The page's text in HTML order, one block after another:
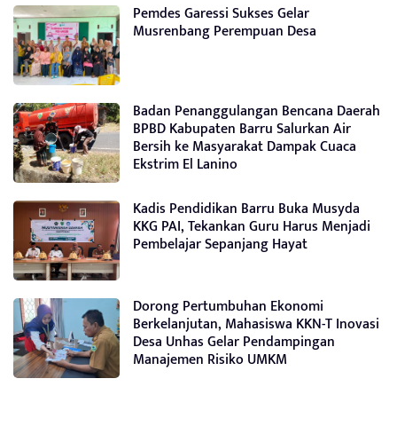
Pemdes Garessi Sukses Gelar
Musrenbang Perempuan Desa
Badan Penanggulangan Bencana Daerah
BPBD Kabupaten Barru Salurkan Air
Bersih ke Masyarakat Dampak Cuaca
Ekstrim El Lanino
Kadis Pendidikan Barru Buka Musyda
KKG PAI, Tekankan Guru Harus Menjadi
Pembelajar Sepanjang Hayat
Dorong Pertumbuhan Ekonomi
Berkelanjutan, Mahasiswa KKN-T Inovasi
Desa Unhas Gelar Pendampingan
Manajemen Risiko UMKM